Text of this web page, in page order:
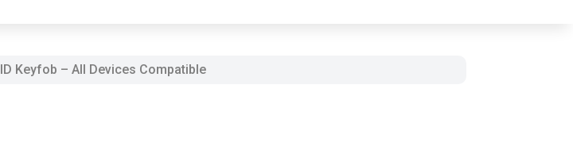
ID Keyfob – All Devices Compatible